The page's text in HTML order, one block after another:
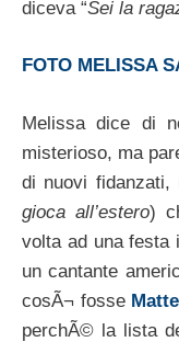
diceva “Sei la
FOTO MELISSA
Melissa dice di
misterioso, ma
di nuovi fidanzati,
gioca all’estero)
volta ad una festa
un cantante
cosÃ¬ fosse
perchÃ© la lista